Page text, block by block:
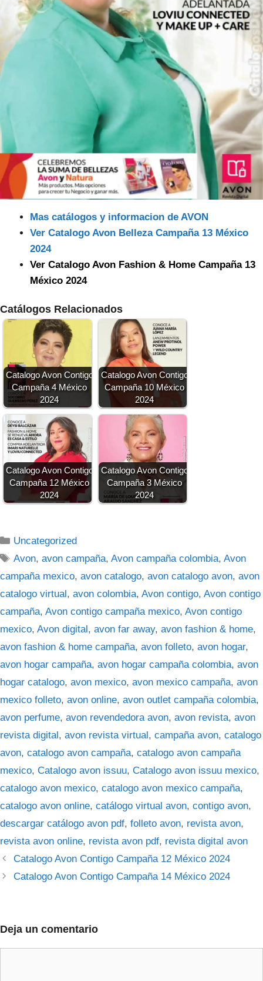
Mas catálogos y informacion de AVON
Ver Catalogo Avon Belleza Campaña 13 México
2024
Ver Catalogo Avon Fashion & Home Campaña 13
México 2024
Catálogos Relacionados
Catalogo Avon Contigo
Campaña 4 México
2024
Catalogo Avon Contigo
Campaña 10 México
2024
Catalogo Avon Contigo
Campaña 12 México
2024
Catalogo Avon Contigo
Campaña 3 México
2024
Categorías
Uncategorized
Etiquetas
Avon,avon campaña,Avon campaña colombia,Avon
campaña mexico, avon catalogo, avon catalogo avon, avon
catalogo virtual, avon colombia, Avon contigo, Avon contigo
campaña, Avon contigo campaña mexico, Avon contigo
mexico, Avon digital, avon far away, avon fashion & home,
avon fashion & home campaña, avon folleto, avon hogar,
avon hogar campaña, avon hogar campaña colombia, avon
hogar catalogo, avon mexico, avon mexico campaña, avon
mexico folleto, avon online, avon outlet campaña colombia,
avon perfume, avon revendedora avon, avon revista, avon
revista digital, avon revista virtual, campaña avon, catalogo
avon, catalogo avon campaña, catalogo avon campaña
mexico, Catalogo avon issuu, Catalogo avon issuu mexico,
catalogo avon mexico, catalogo avon mexico campaña,
catalogo avon online, catálogo virtual avon, contigo avon,
descargar catálogo avon pdf, folleto avon, revista avon,
revista avon online, revista avon pdf, revista digital avon
Catalogo Avon Contigo Campaña 12 México 2024
Catalogo Avon Contigo Campaña 14 México 2024
Deja un comentario